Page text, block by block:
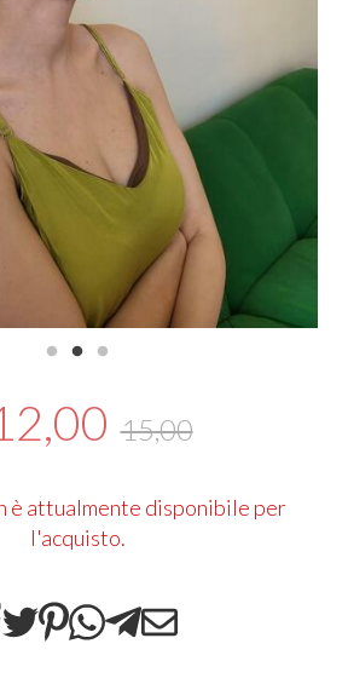
15,00
è attualmente disponibile per
l'acquisto.